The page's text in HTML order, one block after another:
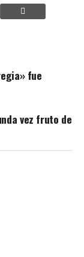
fue
vez fruto de